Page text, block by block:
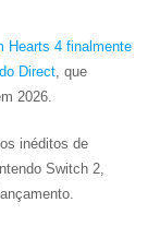
Hearts 4 finalmente
Direct, que
2026.
inéditos de
Switch 2,